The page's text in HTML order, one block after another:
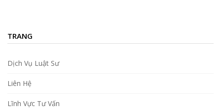
TRANG
Dịch Vụ Luật Sư
Liên Hệ
Lĩnh Vực Tư Vấn